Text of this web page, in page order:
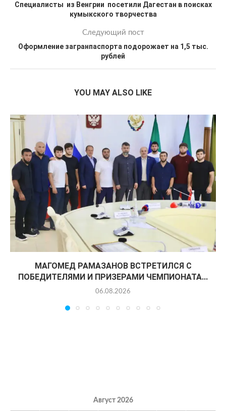
Специалисты из Венгрии посетили Дагестан в поисках
кумыкского творчества
Следующий пост
Оформление загранпаспорта подорожает на 1,5 тыс.
рублей
YOU MAY ALSO LIKE
МАГОМЕД РАМАЗАНОВ ВСТРЕТИЛСЯ С
ПОБЕДИТЕЛЯМИ И ПРИЗЕРАМИ ЧЕМПИОНАТА...
06.08.2026
Август 2026